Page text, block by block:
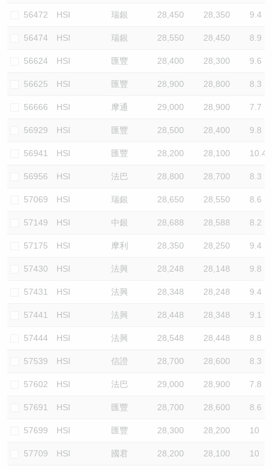
56472 HSI 瑞銀 28,450 28,350 9.4
56474 HSI 瑞銀 28,550 28,450 8.9
56624 HSI 匯豐 28,400 28,300 9.6
56625 HSI 匯豐 28,900 28,800 8.3
56666 HSI 摩通 29,000 28,900 7.7
56929 HSI 匯豐 28,500 28,400 9.8
56941 HSI 匯豐 28,200 28,100 10.4
56956 HSI 法巴 28,800 28,700 8.3
57069 HSI 瑞銀 28,650 28,550 8.6
57149 HSI 中銀 28,688 28,588 8.2
57175 HSI 摩利 28,350 28,250 9.4
57430 HSI 法興 28,248 28,148 9.8
57431 HSI 法興 28,348 28,248 9.4
57441 HSI 法興 28,448 28,348 9.1
57444 HSI 法興 28,548 28,448 8.8
57539 HSI 信證 28,700 28,600 8.3
57602 HSI 法巴 29,000 28,900 7.8
57691 HSI 匯豐 28,700 28,600 8.6
57699 HSI 匯豐 28,300 28,200 10
57709 HSI 國君 28,200 28,100 10